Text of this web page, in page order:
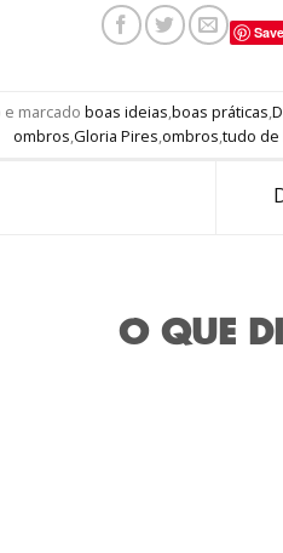
Save
e marcado boas ideias,boas práticas,
ombros,Gloria Pires,ombros,tudo de
O QUE